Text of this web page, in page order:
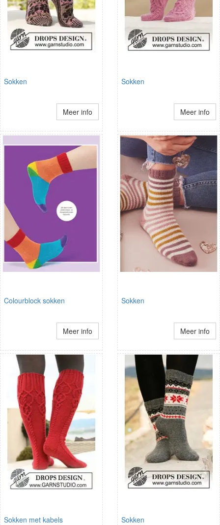
Sokken
Meer info
Sokken
Meer info
Colourblock sokken
Meer info
Sokken
Meer info
Sokken met kabels Sokken